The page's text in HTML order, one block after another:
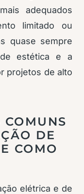
adequados
limitado ou
quase sempre
estética e a
projetos de alto
COMUNS
DE
COMO
elétrica e de